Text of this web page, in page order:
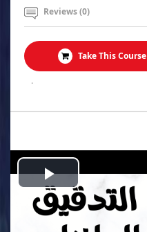
Reviews (0)
Take This Course
.
Play
Video